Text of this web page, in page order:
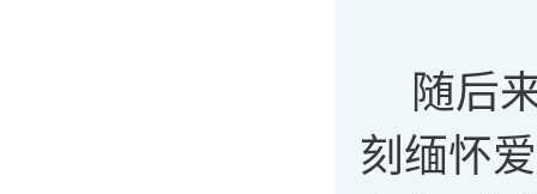
随后
刻缅怀